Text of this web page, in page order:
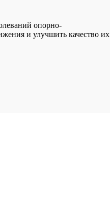
опорно-
и улучшить качество их